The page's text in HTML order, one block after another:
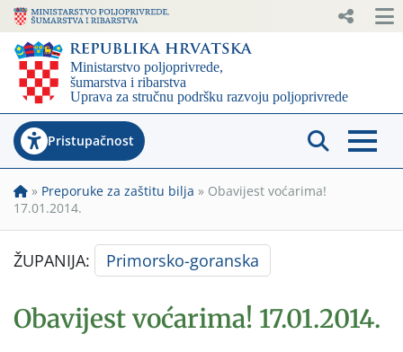
Pristupačnost
» Preporuke za zaštitu bilja » Obavijest voćarima!
17.01.2014.
ŽUPANIJA: Primorsko-goranska
Obavijest voćarima! 17.01.2014.